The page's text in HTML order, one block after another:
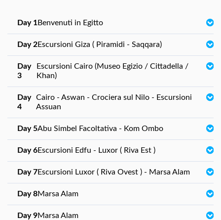
Day 1Benvenuti in Egitto
Day 2Escursioni Giza ( Piramidi - Saqqara)
Day
3
Escursioni Cairo (Museo Egizio / Cittadella /
Khan)
Day
4
Cairo - Aswan - Crociera sul Nilo - Escursioni
Assuan
Day 5Abu Simbel Facoltativa - Kom Ombo
Day 6Escursioni Edfu - Luxor ( Riva Est )
Day 7Escursioni Luxor ( Riva Ovest ) - Marsa Alam
Day 8Marsa Alam
Day 9Marsa Alam